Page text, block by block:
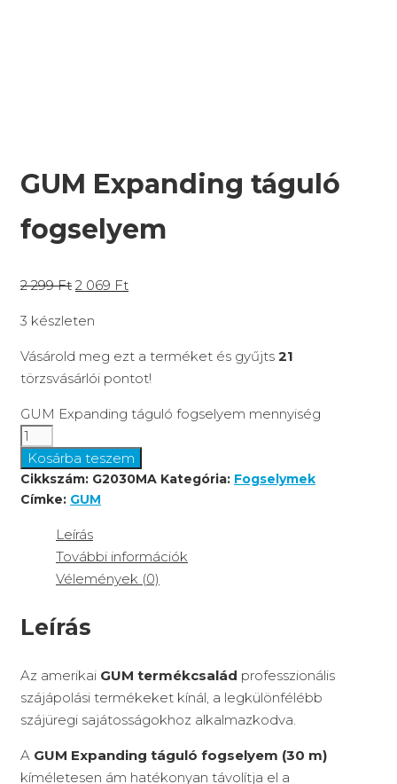
GUM Expanding táguló
fogselyem
2 299Ft 2 069 Ft
3 készleten
Vásárold meg ezt a terméket és gyűjts 21
törzsvásárlói pontot!
GUM Expanding táguló fogselyem mennyiség
Kosárba teszem
Cikkszám: G2030MA Kategória: Fogselymek
Címke: GUM
Leírás
További információk
Vélemények (0)
Leírás
Az amerikai GUM termékcsalád professzionális
szájápolási termékeket kínál, a legkülönfélébb
szájüregi sajátosságokhoz alkalmazkodva.
A GUM Expanding táguló fogselyem (30 m)
kíméletesen ám hatékonyan távolítja el a